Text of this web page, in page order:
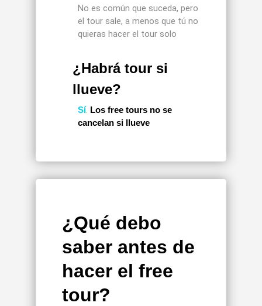
No es común que suceda, pero
el tour sale, a menos que tú no
quieras hacer el tour solo
¿Habrá tour si
llueve?
Sí. Los free tours no se
cancelan si llueve
¿Qué debo
saber antes de
hacer el free
tour?